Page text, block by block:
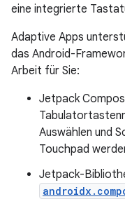
eine integrierte
Adaptive Apps
das Android-
Arbeit für Sie:
Jetpack
Auswählen und
Touchpad
Jetpack-